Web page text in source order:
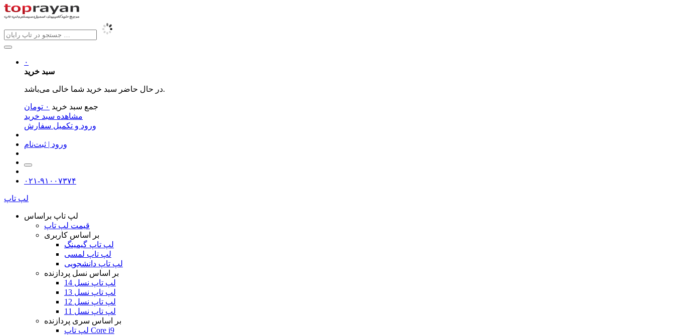
۰
سبد خرید
در حال حاضر سبد خرید شما خالی می‌باشد.
جمع سبد خرید ۰ تومان
مشاهده سبد خرید
ورود و تکمیل سفارش
ورود | ثبت‌نام
۰۲۱-۹۱۰۰۷۳۷۴
لپ تاپ
لپ تاپ براساس
قیمت لپ تاپ
بر اساس کاربری
لپ تاپ گیمینگ
لپ تاپ لمسی
لپ تاپ دانشجویی
بر اساس نسل پردازنده
لپ تاپ نسل 14
لپ تاپ نسل 13
لپ تاپ نسل 12
لپ تاپ نسل 11
بر اساس سری پردازنده
لپ تاپ Core i9